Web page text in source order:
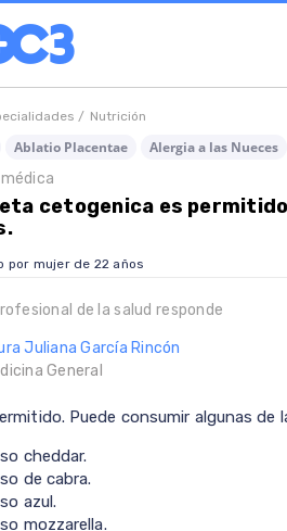
/ Nutrición
Ablatio Placentae Alergia a las Nueces
cetogenica es
por mujer de 22 años
de la salud responde
Juliana García Rincón
General
Puede consumir algunas de
cheddar.
de cabra.
azul.
mozzarella.